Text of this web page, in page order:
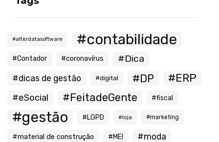
#alterdatasoftware #contabilidade
#Contador #coronavírus #Dica
#dicas de gestão #digital #DP #ERP
#eSocial #FeitadeGente #fiscal
#gestão #LGPD #loja #marketing
#material de construção #MEI #moda